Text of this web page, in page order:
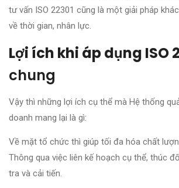
tư vấn ISO 22301 cũng là một giải pháp
về thời gian, nhân lực.
Lợi ích khi áp dụng ISO
chung
Vậy thì những lợi ích cụ thể mà Hệ thống
doanh mang lại là gì:
Về mặt tổ chức thì giúp tối đa hóa chất
Thông qua việc liên kế hoạch cụ thể, thúc
tra và cải tiến.